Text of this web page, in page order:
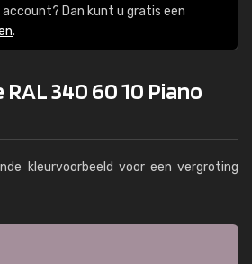
Dan kunt u gratis een
.
340 60 10 Piano
kleurvoorbeeld voor een vergroting